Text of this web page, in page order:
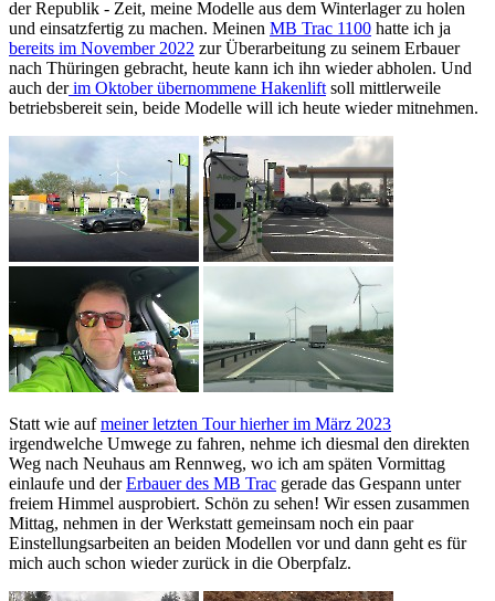
der Republik - Zeit, meine Modelle aus dem Winterlager zu holen
und einsatzfertig zu machen. Meinen MB Trac 1100 hatte ich ja
bereits im November 2022 zur Überarbeitung zu seinem Erbauer
nach Thüringen gebracht, heute kann ich ihn wieder abholen. Und
auch derim Oktober übernommene Hakenlift soll mittlerweile
betriebsbereit sein, beide Modelle will ich heute wieder mitnehmen.
Statt wie aufmeiner letzten Tour hierher im März 2023
irgendwelche Umwege zu fahren, nehme ich diesmal den direkten
Weg nach Neuhaus am Rennweg, wo ich am späten Vormittag
einlaufe und derErbauer des MB Trac gerade das Gespann unter
freiem Himmel ausprobiert. Schön zu sehen! Wir essen zusammen
Mittag, nehmen in der Werkstatt gemeinsam noch ein paar
Einstellungsarbeiten an beiden Modellen vor und dann geht es für
mich auch schon wieder zurück in die Oberpfalz.